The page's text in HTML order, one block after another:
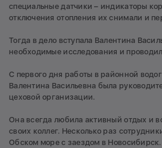
специальные датчики – индикаторы
отключения отопления их снимали и
Тогда в дело вступала Валентина
необходимые исследования и
С первого дня работы в районной
Валентина Васильевна была
цеховой организации.
Она всегда любила активный отдых и
своих коллег. Несколько раз
Обском море с заездом в